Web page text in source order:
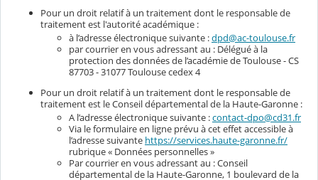
Pour un droit relatif à un traitement dont le responsable de
traitement est l'autorité académique :
à l’adresse électronique suivante :dpd@ac-toulouse.fr
par courrier en vous adressant au : Délégué à la
protection des données de l’académie de Toulouse - CS
87703 - 31077 Toulouse cedex 4
Pour un droit relatif à un traitement dont le responsable de
traitement est le Conseil départemental de la Haute-Garonne :
A l’adresse électronique suivante :contact-dpo@cd31.fr
Via le formulaire en ligne prévu à cet effet accessible à
l’adresse suivante https://services.haute-garonne.fr/
rubrique « Données personnelles »
Par courrier en vous adressant au : Conseil
départemental de la Haute-Garonne, 1 boulevard de la